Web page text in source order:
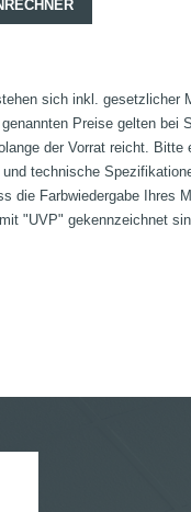
sich inkl. gesetzlicher
Preise gelten bei
der Vorrat reicht.
technische
die Farbwiedergabe Ihres
"UVP" gekennzeichnet